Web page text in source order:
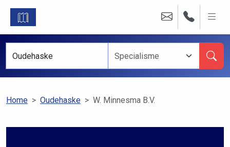
Home Oudehaske W. Minnesma B.V.